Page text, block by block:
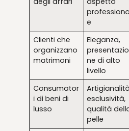
e
Clienti che
organizzano
matrimoni
Eleganza,
presentazio
ne di alto
livello
Consumator
i di beni di
lusso
esclusività,
qualità
pelle